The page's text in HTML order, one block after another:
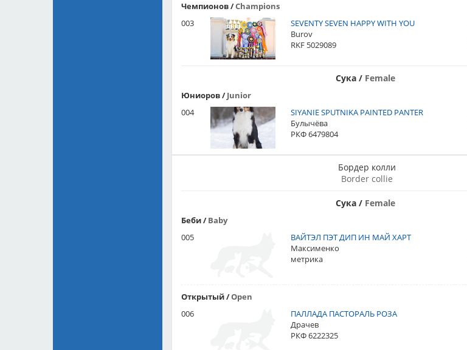
Чемпионов/Champions
003
SEVENTY SEVEN HAPPY WITH YOU
Burov
RKF 5029089
Сука/ Female
Юниоров/Junior
004
SIYANIE SPUTNIKA PAINTED PANTER
Булычёва
РКФ 6479804
Бордер колли
Border collie
Сука/ Female
Беби/Baby
005
ВАЙТЭЛ ПЭТ ДИП ИН МАЙ ХАРТ
Максименко
метрика
Открытый/Open
006
ПАЛЛАДА ПАСТОРАЛЬ РОЗА
Драчев
РКФ 6222325